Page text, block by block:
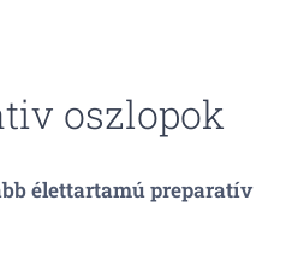
oszlopok
élettartamú preparatív